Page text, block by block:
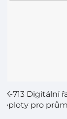
ETC-902